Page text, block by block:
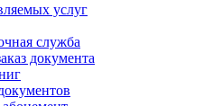
услуг
служба
документа